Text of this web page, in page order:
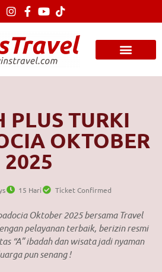
PLUS TURKI
OKTOBER
2025
15 Hari Ticket Confirmed
Oktober 2025 bersama Travel
pelayanan terbaik, berizin resmi
“A” ibadah dan wisata jadi nyaman
pun senang !